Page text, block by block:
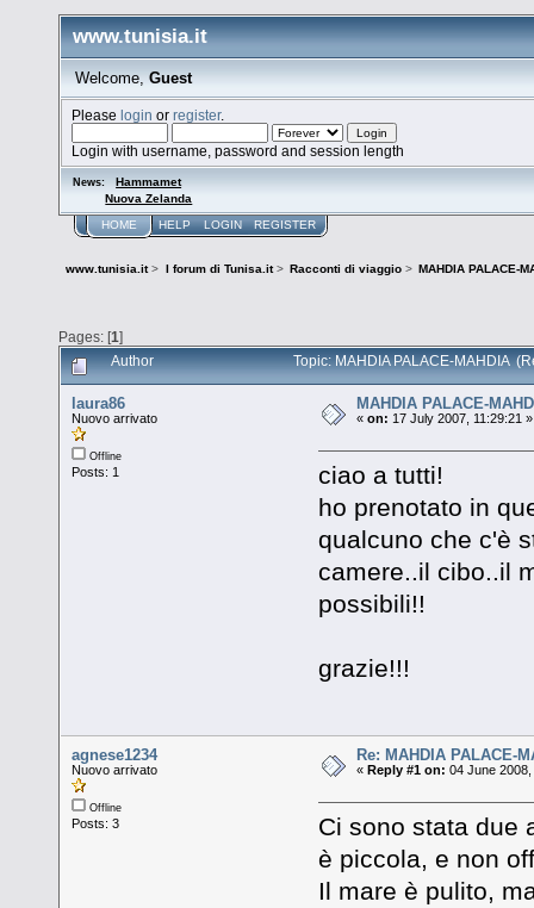
www.tunisia.it
Welcome, Guest
Pleaselogin orregister.
Login with username, password and session length
News:
Hammamet
Nuova Zelanda
HOME HELP LOGIN REGISTER
www.tunisia.it> I forum di Tunisa.it> Racconti di viaggio> MAHDIA PALACE-
Pages: [1]
Author Topic: MAHDIA PALACE-MAHDIA
laura86
Nuovo arrivato
Offline
Posts: 1
MAHDIA PALACE-
«on: 17 July 2007, 11:29:21 »
ciao a tutti!
ho prenotato in
qualcuno che c'è
camere..il cibo..il
possibili!!
grazie!!!
agnese1234
Nuovo arrivato
Offline
Posts: 3
Re: MAHDIA PALACE-
« Reply #1 on: 04 June
Ci sono stata due
è piccola, e non
Il mare è pulito,